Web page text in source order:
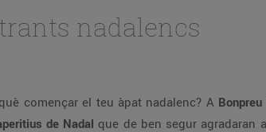
nadalencs
començar el teu àpat nadalenc? A
de Nadal que de ben segur agradaran